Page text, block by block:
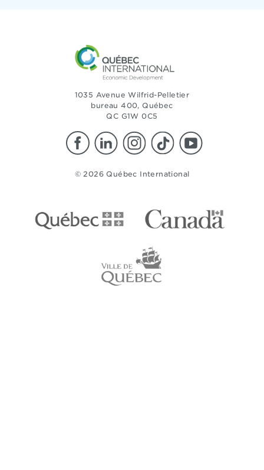
1035 Avenue Wilfrid-Pelletier
bureau 400, Québec
QC G1W 0C5
© 2026 Québec International